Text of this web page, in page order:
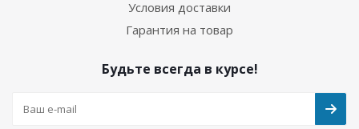
Условия доставки
Гарантия на товар
Будьте всегда в курсе!